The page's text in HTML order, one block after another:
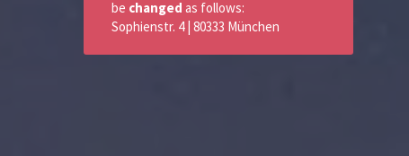
be changed as follows:
Sophienstr. 4 | 80333 München